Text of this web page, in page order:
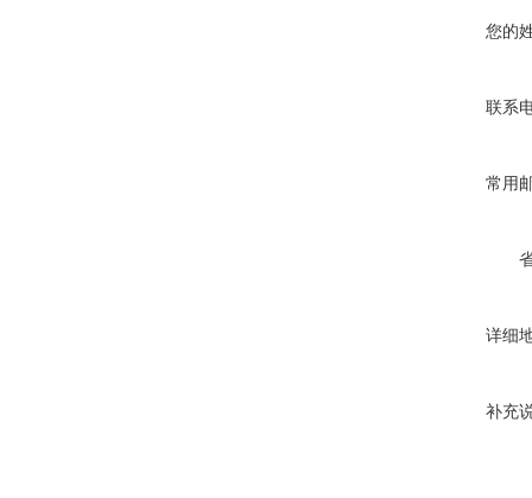
您的
联系
常用
详细
补充